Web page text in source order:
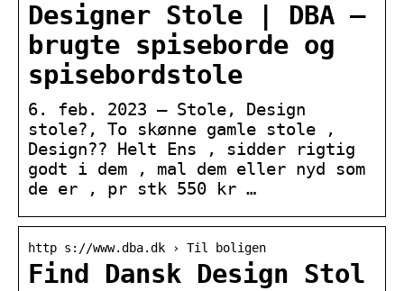
Designer Stole | DBA –
brugte spiseborde og
spisebordstole
6. feb. 2023 — Stole, Design
stole?, To skønne gamle stole ,
Design?? Helt Ens , sidder rigtig
godt i dem , mal dem eller nyd som
de er , pr stk 550 kr …
http s://www.dba.dk › Til boligen
Find Dansk Design Stol